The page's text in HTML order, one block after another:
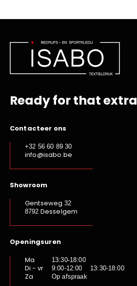
Ready for that extra
Contacteer ons
+32 56 60 89 30
info@isabo.be
Showroom
Gentseweg 32
8792 Desselgem
Openingsuren
Ma
13:30-18:00
Di - vr 9:00-12:00 13:30-18:00
Za Op afspraak